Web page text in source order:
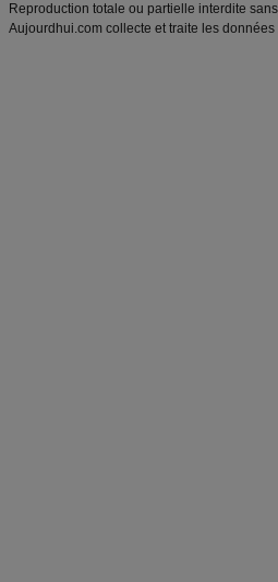
Reproduction totale ou partielle interdite
Aujourdhui.com collecte et traite les